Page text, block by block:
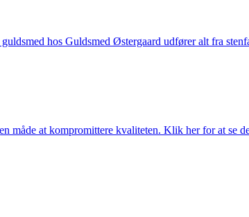
hos Guldsmed Østergaard udfører alt fra
måde at kompromittere kvaliteten. Klik her for at se